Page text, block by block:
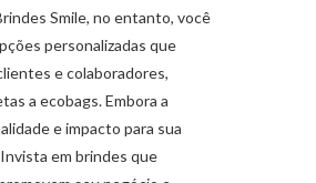
Smile, no entanto, você
personalizadas que
e colaboradores,
a ecobags. Embora a
e impacto para sua
em brindes que